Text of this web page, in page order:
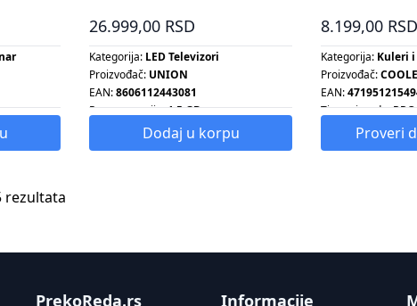
26.999,00 RSD
Kategorija: LED Televizori
Proizvođač: UNION
EAN:8606112443081
Ram memorija:1.5 GB
DA
Dodaj u korpu
8.199,00 RSD
Kategorija: Kuleri
Proizvođač:
EAN:
Tip proizvoda:
HLADNJAK
Tip ventilatora:
Proveri
rezultata
PrekoReda.rs
Informacije